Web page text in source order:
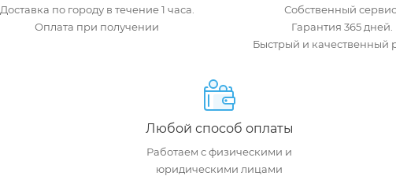
Доставка по городу в течение 1 часа.
Оплата при получении
Собственный
Гарантия 365 дней.
Быстрый и качественный
Любой способ оплаты
Работаем с физическими и
юридическими лицами